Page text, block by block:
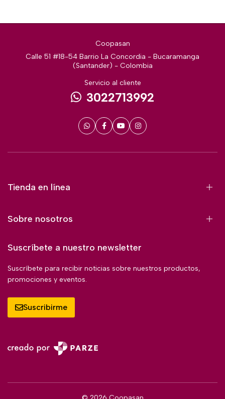
Coopasan
Calle 51 #18-54 Barrio La Concordia - Bucaramanga
(Santander) - Colombia
Servicio al cliente
3022713992
Tienda en línea
Sobre nosotros
Suscríbete a nuestro newsletter
Suscríbete para recibir noticias sobre nuestros productos,
promociones y eventos.
Suscribirme